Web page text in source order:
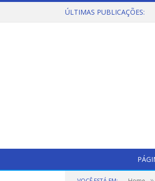
ÚLTIMAS PUBLICAÇÕES: